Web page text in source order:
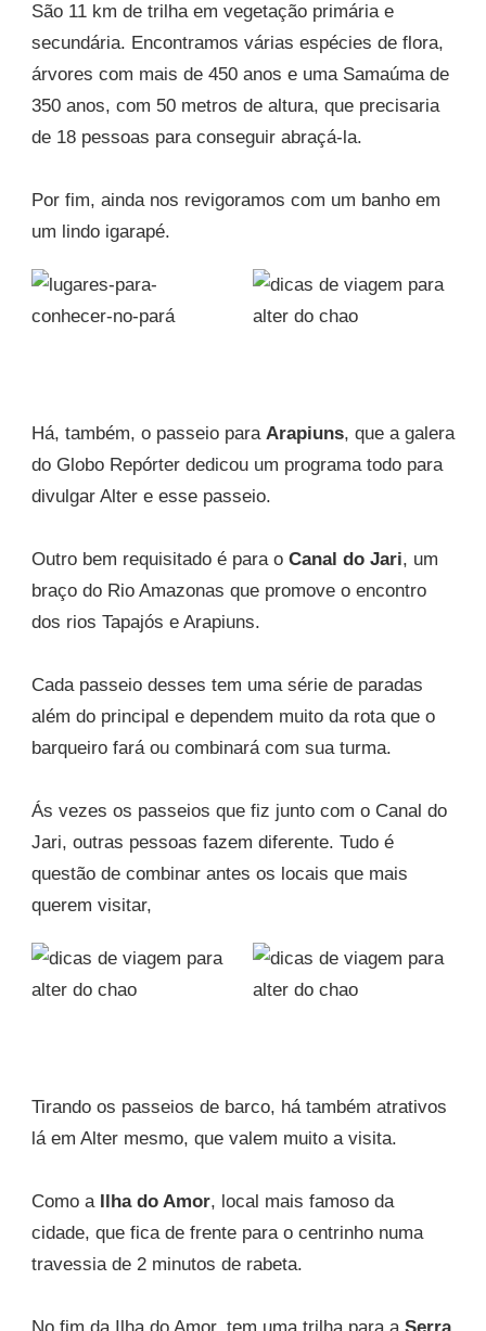
São 11 km de trilha em vegetação primária e
secundária. Encontramos várias espécies de flora,
árvores com mais de 450 anos e uma Samaúma de
350 anos, com 50 metros de altura, que precisaria
de 18 pessoas para conseguir abraçá-la.
Por fim, ainda nos revigoramos com um banho em
um lindo igarapé.
Há, também, o passeio para Arapiuns, que a galera
do Globo Repórter dedicou um programa todo para
divulgar Alter e esse passeio.
Outro bem requisitado é para o Canal do Jari, um
braço do Rio Amazonas que promove o encontro
dos rios Tapajós e Arapiuns.
Cada passeio desses tem uma série de paradas
além do principal e dependem muito da rota que o
barqueiro fará ou combinará com sua turma.
Ás vezes os passeios que fiz junto com o Canal do
Jari, outras pessoas fazem diferente. Tudo é
questão de combinar antes os locais que mais
querem visitar,
Tirando os passeios de barco, há também atrativos
lá em Alter mesmo, que valem muito a visita.
Como aIlha do Amor, local mais famoso da
cidade, que fica de frente para o centrinho numa
travessia de 2 minutos de rabeta.